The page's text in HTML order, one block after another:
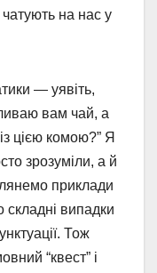
на нас у
— уявіть,
вам чай, а
цією комою?” Я
зрозуміли, а й
приклади
складні випадки
Тож
“квест” і